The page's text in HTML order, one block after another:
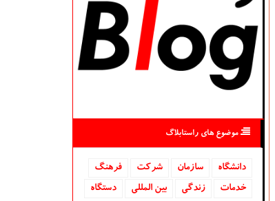
موضوع های راستابلاگ
دانشگاه‌ سازمان شركت
فرهنگ
خدمات
زندگی بین المللی دستگاه